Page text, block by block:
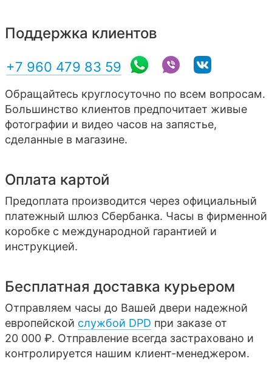
Поддержка клиентов
+7 960 479 83 59
Обращайтесь круглосуточно по всем вопросам.
Большинство клиентов предпочитает живые
фотографии и видео часов на запястье,
сделанные в магазине.
Оплата картой
Предоплата производится через официальный
платежный шлюз Сбербанка. Часы в фирменной
коробке с международной гарантией и
инструкцией.
Бесплатная доставка курьером
Отправляем часы до Вашей двери надежной
европейской службой DPD при заказе от
20 000 ₽. Отправление всегда застраховано и
контролируется нашим клиент-менеджером.